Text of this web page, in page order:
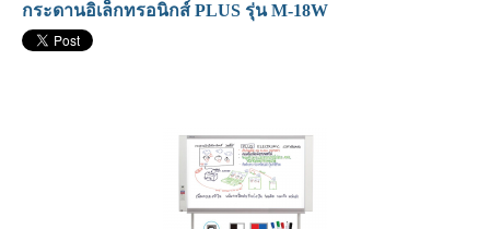
กระดานอิเล็กทรอนิกส์ PLUS รุ่น M-18W